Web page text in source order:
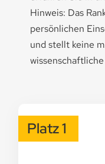
Hinweis: Das
persönlichen
und stellt keine
Platz 1